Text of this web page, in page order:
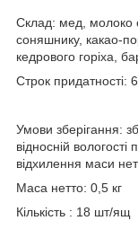
Склад: мед, молоко
соняшнику, какао-
кедрового горіха,
Строк придатності: 6
Умови зберігання:
відносній
відхилення маси
Маса нетто: 0,5 кг
Кількість : 18 шт/ящ